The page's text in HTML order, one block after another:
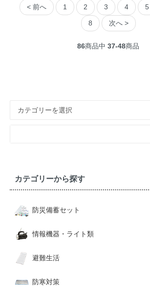
< 前へ 1 2 3 4 5
8 次へ >
86商品中 37-48商品
カテゴリーから探す
防災備蓄セット
情報機器・ライト類
避難生活
防寒対策